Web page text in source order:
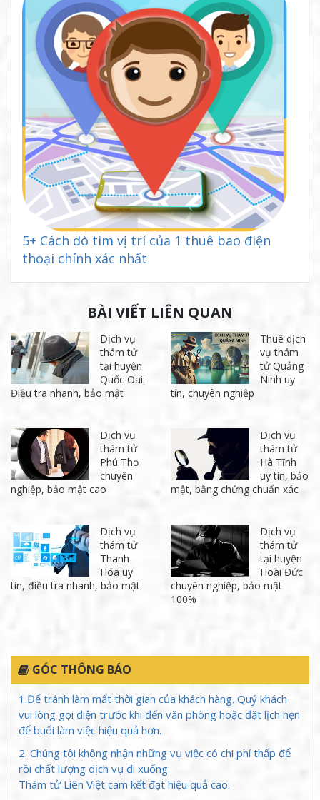
5+ Cách dò tìm vị trí của 1 thuê bao điện
thoại chính xác nhất
BÀI VIẾT LIÊN QUAN
Dịch vụ
thám tử
tại huyện
Quốc Oai:
Điều tra nhanh, bảo mật
Thuê dịch
vụ thám
tử Quảng
Ninh uy
tín, chuyên nghiệp
Dịch vụ
thám tử
Phú Thọ
chuyên
nghiệp, bảo mật cao
Dịch vụ
thám tử
Hà Tĩnh
uy tín, bảo
mật, bằng chứng chuẩn xác
Dịch vụ
thám tử
Thanh
Hóa uy
tín, điều tra nhanh, bảo mật
Dịch vụ
thám tử
tại huyện
Hoài Đức
chuyên nghiệp, bảo mật
100%
GÓC THÔNG BÁO
1.Để tránh làm mất thời gian của khách hàng. Quý khách
vui lòng gọi điện trước khi đến văn phòng hoặc đặt lịch hẹn
để buổi làm việc hiệu quả hơn.
2. Chúng tôi không nhận những vụ việc có chi phí thấp để
rồi chất lượng dịch vụ đi xuống.
Thám tử Liên Việt cam kết đạt hiệu quả cao.